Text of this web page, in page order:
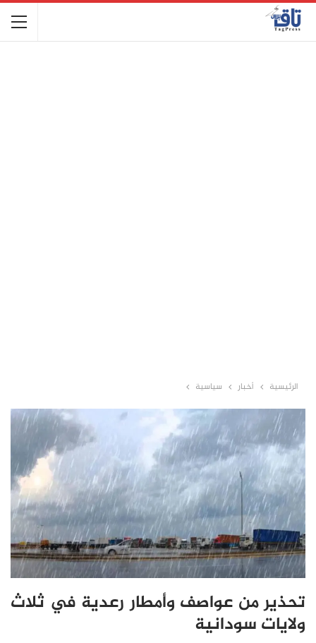
الرئيسية أخبار سياسية
تحذير من عواصف وأمطار رعدية في ثلاث
ولايات سودانية